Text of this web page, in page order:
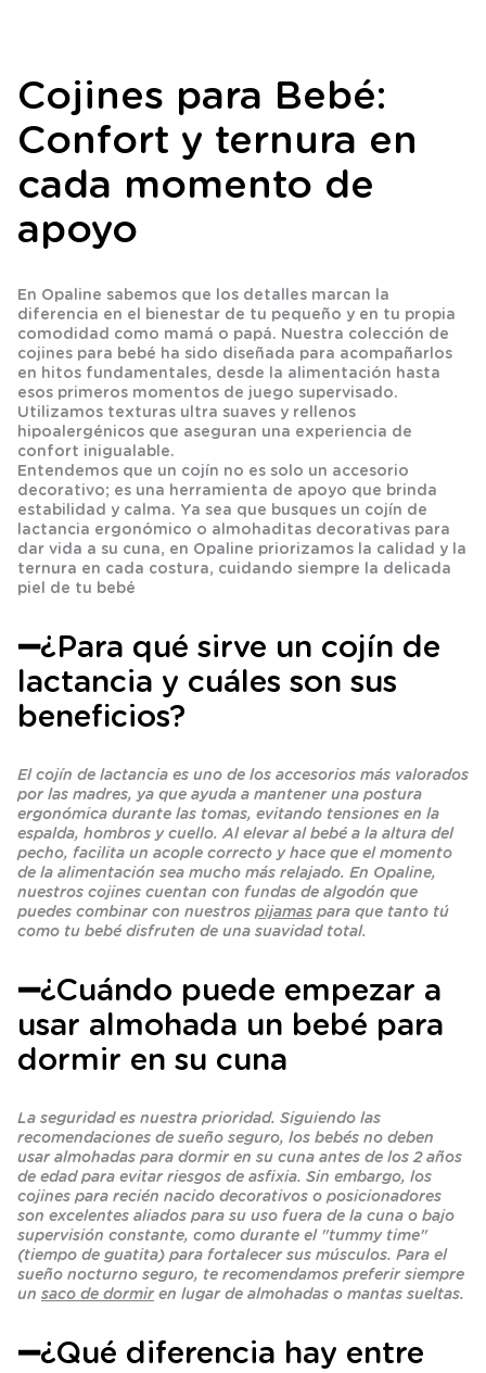
Cojines para Bebé:
Confort y ternura en
cada momento de
apoyo
En Opaline sabemos que los detalles marcan la
diferencia en el bienestar de tu pequeño y en tu propia
comodidad como mamá o papá. Nuestra colección de
cojines para bebé ha sido diseñada para acompañarlos
en hitos fundamentales, desde la alimentación hasta
esos primeros momentos de juego supervisado.
Utilizamos texturas ultra suaves y rellenos
hipoalergénicos que aseguran una experiencia de
confort inigualable.
Entendemos que un cojín no es solo un accesorio
decorativo; es una herramienta de apoyo que brinda
estabilidad y calma. Ya sea que busques un cojín de
lactancia ergonómico o almohaditas decorativas para
dar vida a su cuna, en Opaline priorizamos la calidad y la
ternura en cada costura, cuidando siempre la delicada
piel de tu bebé
➖¿Para qué sirve un cojín de
lactancia y cuáles son sus
beneficios?
El cojín de lactancia es uno de los accesorios más valorados
por las madres, ya que ayuda a mantener una postura
ergonómica durante las tomas, evitando tensiones en la
espalda, hombros y cuello. Al elevar al bebé a la altura del
pecho, facilita un acople correcto y hace que el momento
de la alimentación sea mucho más relajado. En Opaline,
nuestros cojines cuentan con fundas de algodón que
puedes combinar con nuestros pijamas para que tanto tú
como tu bebé disfruten de una suavidad total.
➖¿Cuándo puede empezar a
usar almohada un bebé para
dormir en su cuna
La seguridad es nuestra prioridad. Siguiendo las
recomendaciones de sueño seguro, los bebés no deben
usar almohadas para dormir en su cuna antes de los 2 años
de edad para evitar riesgos de asfixia. Sin embargo, los
cojines para recién nacido decorativos o posicionadores
son excelentes aliados para su uso fuera de la cuna o bajo
supervisión constante, como durante el "tummy time"
(tiempo de guatita) para fortalecer sus músculos. Para el
sueño nocturno seguro, te recomendamos preferir siempre
un saco de dormir en lugar de almohadas o mantas sueltas.
➖¿Qué diferencia hay entre